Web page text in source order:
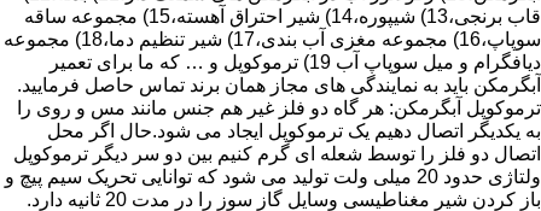
قاب برنجی،13) شیپوره،14) شیر احتراق آهسته،15) مجموعه ساقه
سوپاپ،16) مجموعه مغزی آب بندی،17) شیر تنظیم دما،18) مجموعه
دیافگرام و میل سوپاپ آب 19) ترموکوپل و … که ما برای تعمیر
آبگرمکن باید به نمایندگی های مجاز همان برند تماس حاصل فرمایید.
ترموکوپل آبگرمکن: هر گاه دو فلز غیر هم جنس مانند مس و روی را
به یکدیگر اتصال دهیم یک ترموکوپل ایجاد می شود.حال اگر محل
اتصال دو فلز را توسط شعله ای گرم کنیم بین دو سر دیگر ترموکوپل
ولتاژی حدود 20 میلی ولت تولید می شود که توانایی تحریک سیم پیچ و
باز کردن شیر مغناطیسی وسایل گاز سوز را در مدت 20 ثانیه دارد.